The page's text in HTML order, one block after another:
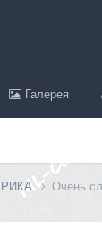
Галерея
Очень